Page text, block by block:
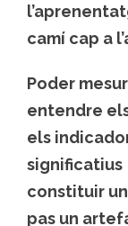
camí cap a
Poder
entendre
els
constituir
pas un